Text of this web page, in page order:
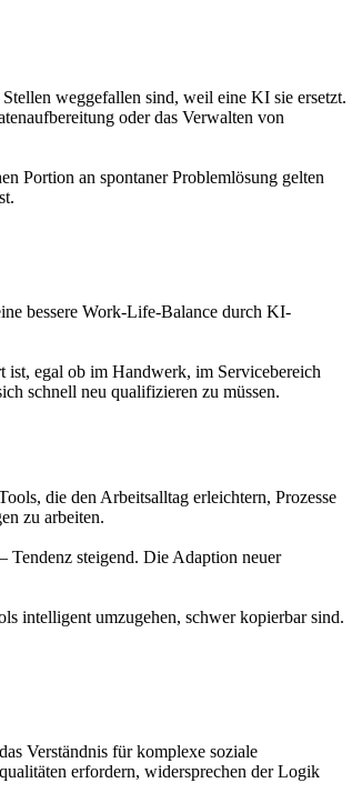
weggefallen sind, weil eine KI sie ersetzt.
oder das Verwalten von
Portion an spontaner Problemlösung gelten
bessere Work-Life-Balance durch KI-
egal ob im Handwerk, im Servicebereich
schnell neu qualifizieren zu müssen.
die den Arbeitsalltag erleichtern, Prozesse
zu arbeiten.
steigend. Die Adaption neuer
intelligent umzugehen, schwer kopierbar sind.
Verständnis für komplexe soziale
erfordern, widersprechen der Logik